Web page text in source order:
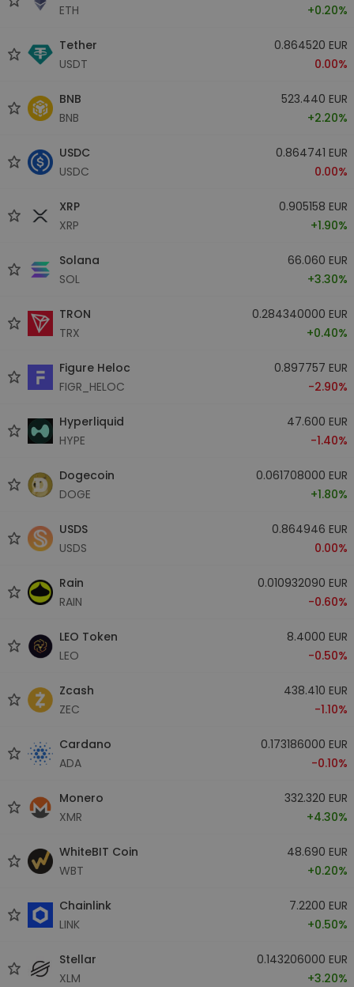
ETH
+0.20%
Tether
USDT
0.864520 EUR
0.00%
BNB
BNB
523.440 EUR
+2.20%
USDC
USDC
0.864741 EUR
0.00%
XRP
XRP
0.905158 EUR
+1.90%
Solana
SOL
66.060 EUR
+3.30%
TRON
TRX
0.284340000 EUR
+0.40%
Figure Heloc
FIGR_HELOC
0.897757 EUR
-2.90%
Hyperliquid
HYPE
47.600 EUR
-1.40%
Dogecoin
DOGE
0.061708000 EUR
+1.80%
USDS
USDS
0.864946 EUR
0.00%
Rain
RAIN
0.010932090 EUR
-0.60%
LEO Token
LEO
8.4000 EUR
-0.50%
Zcash
ZEC
438.410 EUR
-1.10%
Cardano
ADA
0.173186000 EUR
-0.10%
Monero
XMR
332.320 EUR
+4.30%
WhiteBIT Coin
WBT
48.690 EUR
+0.20%
Chainlink
LINK
7.2200 EUR
+0.50%
Stellar
XLM
0.143206000 EUR
+3.20%